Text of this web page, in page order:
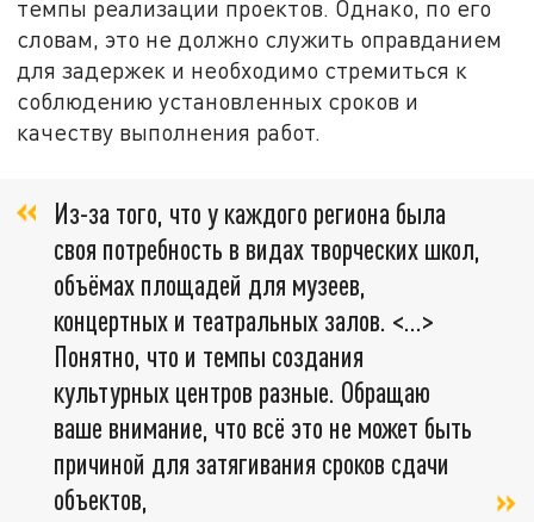
темпы реализации проектов. Однако, по его
словам, это не должно служить оправданием
для задержек и необходимо стремиться к
соблюдению установленных сроков и
качеству выполнения работ.
Из-за того, что у каждого региона была
своя потребность в видах творческих школ,
объёмах площадей для музеев,
концертных и театральных залов. <...>
Понятно, что и темпы создания
культурных центров разные. Обращаю
ваше внимание, что всё это не может быть
причиной для затягивания сроков сдачи
объектов,